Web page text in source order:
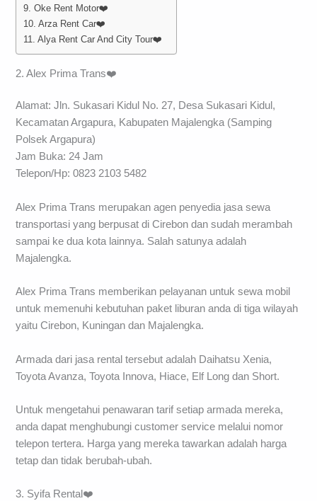
9. Oke Rent Motor❤️
10. Arza Rent Car❤️
11. Alya Rent Car And City Tour❤️
2. Alex Prima Trans❤️
Alamat: Jln. Sukasari Kidul No. 27, Desa Sukasari Kidul,
Kecamatan Argapura, Kabupaten Majalengka (Samping
Polsek Argapura)
Jam Buka: 24 Jam
Telepon/Hp: 0823 2103 5482
Alex Prima Trans merupakan agen penyedia jasa sewa
transportasi yang berpusat di Cirebon dan sudah merambah
sampai ke dua kota lainnya. Salah satunya adalah
Majalengka.
Alex Prima Trans memberikan pelayanan untuk sewa mobil
untuk memenuhi kebutuhan paket liburan anda di tiga wilayah
yaitu Cirebon, Kuningan dan Majalengka.
Armada dari jasa rental tersebut adalah Daihatsu Xenia,
Toyota Avanza, Toyota Innova, Hiace, Elf Long dan Short.
Untuk mengetahui penawaran tarif setiap armada mereka,
anda dapat menghubungi customer service melalui nomor
telepon tertera. Harga yang mereka tawarkan adalah harga
tetap dan tidak berubah-ubah.
3. Syifa Rental❤️